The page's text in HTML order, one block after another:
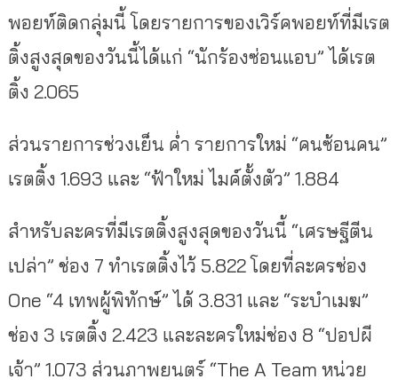
พอยท์ติดกลุ่มนี้ โดยรายการของเวิร์คพอยท์ที่มีเรต
ติ้งสูงสุดของวันนี้ได้แก่ “นักร้องซ่อนแอบ” ได้เรต
ติ้ง 2.065
ส่วนรายการช่วงเย็น ค่ำ รายการใหม่ “คนซ้อนคน”
เรตติ้ง 1.693 และ “ฟ้าใหม่ ไมค์ตั้งตัว” 1.884
สำหรับละครที่มีเรตติ้งสูงสุดของวันนี้ “เศรษฐีตีน
เปล่า” ช่อง 7 ทำเรตติ้งไว้ 5.822 โดยที่ละครช่อง
One “4 เทพผู้พิทักษ์” ได้ 3.831 และ “ระบำเมฆ”
ช่อง 3 เรตติ้ง 2.423 และละครใหม่ช่อง 8 “ปอปผี
เจ้า” 1.073 ส่วนภาพยนตร์ “The A Team หน่วย